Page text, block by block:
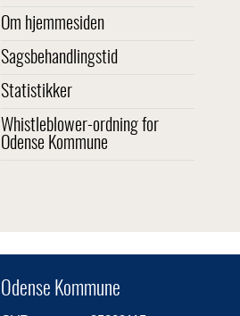
Om hjemmesiden
Sagsbehandlingstid
Statistikker
Whistleblower-ordning for
Odense Kommune
Odense Kommune